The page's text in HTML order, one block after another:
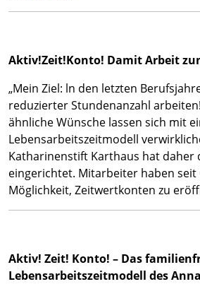
Aktiv!Zeit!Konto! Damit Arbeit
„Mein Ziel: ln den letzten
reduzierter Stundenanzahl
ähnliche Wünsche lassen sich mit
Lebensarbeitszeitmodell
Katharinenstift Karthaus hat daher
eingerichtet. Mitarbeiter haben seit
Möglichkeit, Zeitwertkonten zu
Aktiv! Zeit! Konto! – Das
Lebensarbeitszeitmodell des